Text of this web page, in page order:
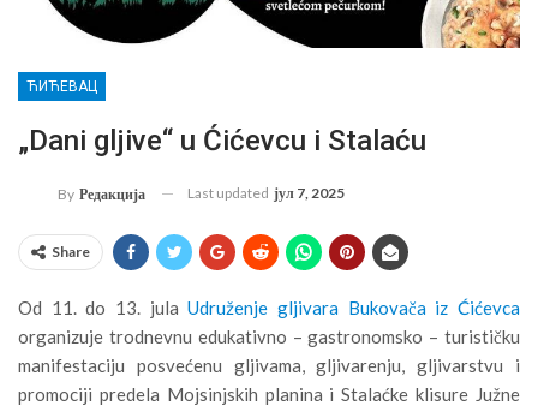
ЋИЋЕВАЦ
„Dani gljive“ u Ćićevcu i Stalaću
By Редакција Last updated јул 7, 2025
Share
Od 11. do 13. julaUdruženje gljivara Bukovača iz Ćićevca
organizuje trodnevnu edukativno – gastronomsko – turističku
manifestaciju posvećenu gljivama, gljivarenju, gljivarstvu i
promociji predela Mojsinjskih planina i Stalaćke klisure Južne